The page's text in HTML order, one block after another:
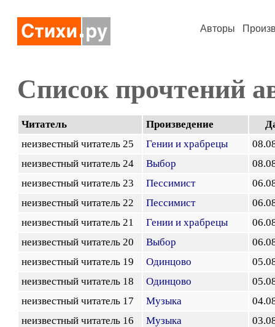
Авторы
Список прочтений
Читатель Произведение
неизвестный читатель 25
Гении и храбрецы
неизвестный читатель 24
Выбор
неизвестный читатель 23
Пессимист
неизвестный читатель 22
Пессимист
неизвестный читатель 21
Гении и храбрецы
неизвестный читатель 20
Выбор
неизвестный читатель 19
Одинцово
неизвестный читатель 18
Одинцово
неизвестный читатель 17
Музыка
неизвестный читатель 16
Музыка